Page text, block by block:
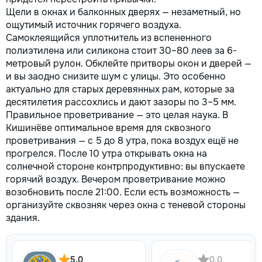
Щели в окнах и балконных дверях — незаметный, но
ощутимый источник горячего воздуха.
Самоклеящийся уплотнитель из вспененного
полиэтилена или силикона стоит 30–80 леев за 6-
метровый рулон. Обклейте притворы окон и дверей —
и вы заодно снизите шум с улицы. Это особенно
актуально для старых деревянных рам, которые за
десятилетия рассохлись и дают зазоры по 3–5 мм.
Правильное проветривание — это целая наука. В
Кишинёве оптимальное время для сквозного
проветривания — с 5 до 8 утра, пока воздух ещё не
прогрелся. После 10 утра открывать окна на
солнечной стороне контрпродуктивно: вы впускаете
горячий воздух. Вечером проветривание можно
возобновить после 21:00. Если есть возможность —
организуйте сквозняк через окна с теневой стороны
здания.
5,0 0,0